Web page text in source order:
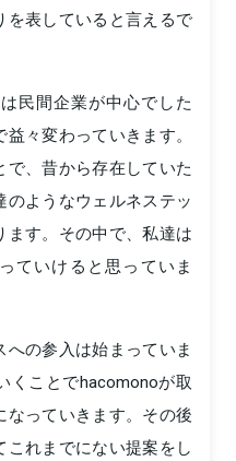
を表していると言えるで
民間企業が中心でした
々変わっていきます。
、昔から存在していた
ようなウェルネステッ
ます。その中で、私達は
ていけると思っていま
の参入は始まっていま
くことでhacomonoが取
なっていきます。その後
れまでにない提案をし